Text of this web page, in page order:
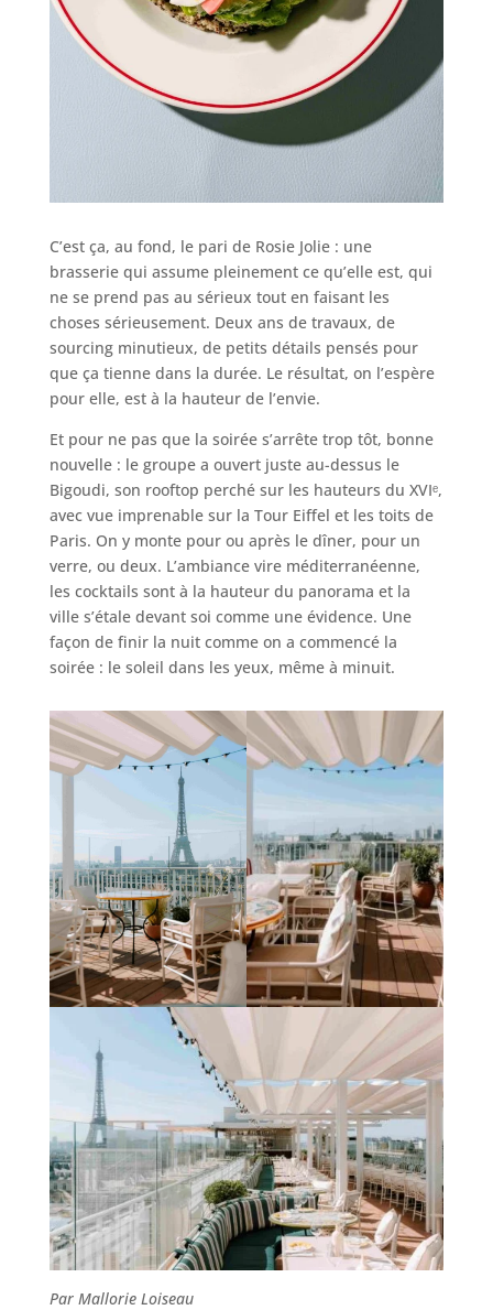
C’est ça, au fond, le pari de Rosie Jolie : une
brasserie qui assume pleinement ce qu’elle est, qui
ne se prend pas au sérieux tout en faisant les
choses sérieusement. Deux ans de travaux, de
sourcing minutieux, de petits détails pensés pour
que ça tienne dans la durée. Le résultat, on l’espère
pour elle, est à la hauteur de l’envie.
Et pour ne pas que la soirée s’arrête trop tôt, bonne
nouvelle : le groupe a ouvert juste au-dessus le
Bigoudi, son rooftop perché sur les hauteurs du XVIᵉ,
avec vue imprenable sur la Tour Eiffel et les toits de
Paris. On y monte pour ou après le dîner, pour un
verre, ou deux. L’ambiance vire méditerranéenne,
les cocktails sont à la hauteur du panorama et la
ville s’étale devant soi comme une évidence. Une
façon de finir la nuit comme on a commencé la
soirée : le soleil dans les yeux, même à minuit.
Par Mallorie Loiseau